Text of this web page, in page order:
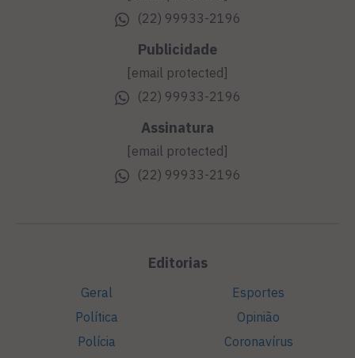
(22) 99933-2196
Publicidade
[email protected]
(22) 99933-2196
Assinatura
[email protected]
(22) 99933-2196
Editorias
Geral
Política
Polícia
Esportes
Opinião
Coronavírus